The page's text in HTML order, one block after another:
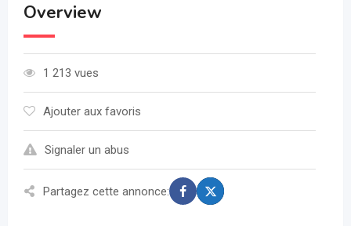
Overview
1 213 vues
Ajouter aux favoris
Signaler un abus
Partagez cette annonce: